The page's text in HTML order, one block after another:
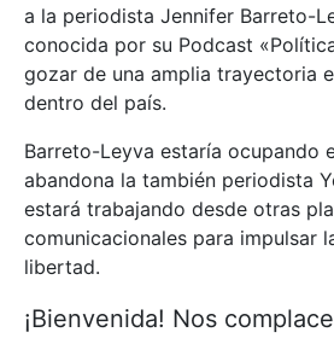
a la periodista Jennifer Barreto-
conocida por su Podcast
gozar de una amplia trayectoria
dentro del país.
Barreto-Leyva estaría ocupando
abandona la también periodista
estará trabajando desde otras
comunicacionales para impulsar
libertad.
¡Bienvenida! Nos